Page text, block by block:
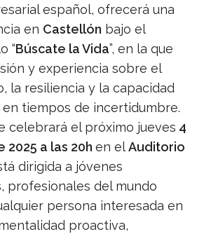
español, ofrecerá una
en Castellón bajo el
“Búscate la Vida”, en la que
y experiencia sobre el
la resiliencia y la capacidad
tiempos de incertidumbre.
celebrará el próximo jueves 4
a las 20h en elAuditorio
dirigida a jóvenes
profesionales del mundo
persona interesada en
proactiva,